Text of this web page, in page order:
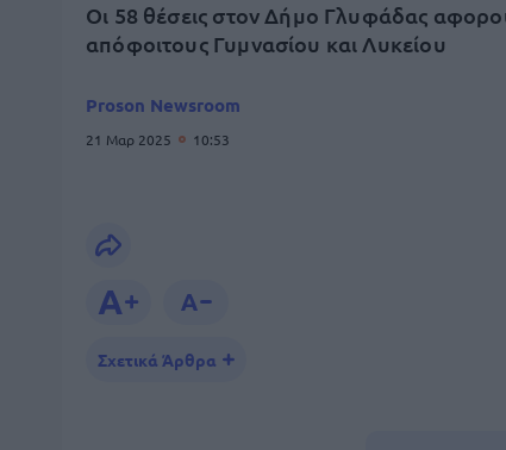
Οι 58 θέσεις στον Δήμο Γλυφάδας
απόφοιτους Γυμνασίου και Λυκείου
Proson Newsroom
21 Μαρ 2025 10:53
Σχετικά Άρθρα